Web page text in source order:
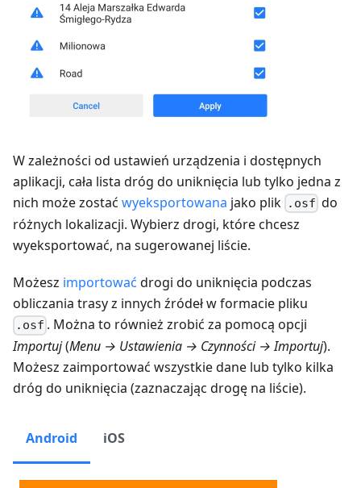
W zależności od ustawień urządzenia i dostępnych
aplikacji, cała lista dróg do uniknięcia lub tylko jedna z
nich może zostać wyeksportowana jako plik .osf do
różnych lokalizacji. Wybierz drogi, które chcesz
wyeksportować, na sugerowanej liście.
Możesz importować drogi do uniknięcia podczas
obliczania trasy z innych źródeł w formacie pliku
.osf . Można to również zrobić za pomocą opcji
Importuj(Menu → Ustawienia → Czynności → Importuj).
Możesz zaimportować wszystkie dane lub tylko kilka
dróg do uniknięcia (zaznaczając drogę na liście).
Android iOS